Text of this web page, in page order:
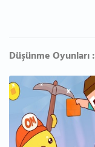
Düşünme Oyunları :